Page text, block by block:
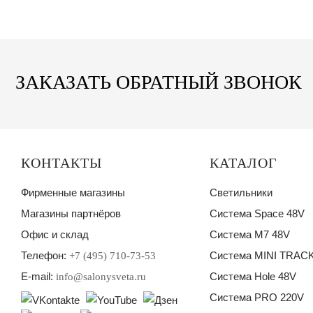
ЗАКАЗАТЬ ОБРАТНЫЙ ЗВОНОК
КАТАЛОГ
Светильники
Система Space 48V
Система M7 48V
Система MINI
Система Hole 48V
Система PRO 220V
КОНТАКТЫ
Фирменные магазины
Магазины партнёров
Офис и склад
Телефон: +7 (495) 710-73-53
E-mail: info@salonysveta.ru